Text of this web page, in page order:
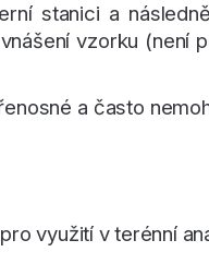
stanici a
vzorku (není
a často
využití v terénní